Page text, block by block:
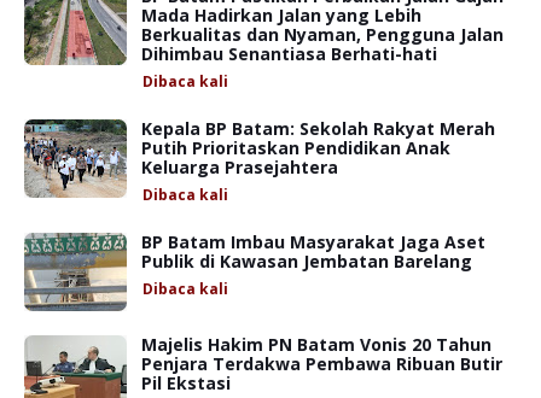
Mada Hadirkan Jalan yang Lebih
Berkualitas dan Nyaman, Pengguna Jalan
Dihimbau Senantiasa Berhati-hati
Dibaca kali
Kepala BP Batam: Sekolah Rakyat Merah
Putih Prioritaskan Pendidikan Anak
Keluarga Prasejahtera
Dibaca kali
BP Batam Imbau Masyarakat Jaga Aset
Publik di Kawasan Jembatan Barelang
Dibaca kali
Majelis Hakim PN Batam Vonis 20 Tahun
Penjara Terdakwa Pembawa Ribuan Butir
Pil Ekstasi